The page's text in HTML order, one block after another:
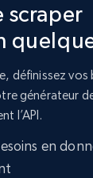
scraper
définissez vos
générateur
l’API.
en